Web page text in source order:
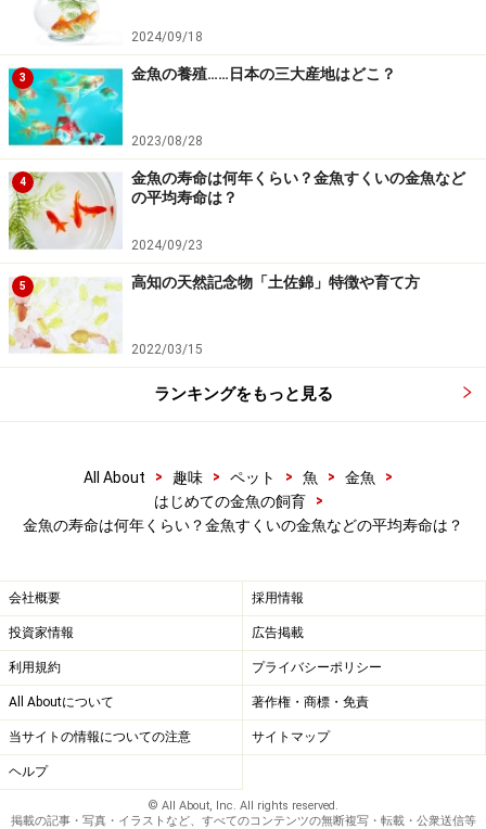
飼育にかかる手間も慣れれば苦にならない程度です。ど
うぞあなたの金魚、長生きさせてあげてくださいね。
【関連記事】
縁日の金魚の飼い方！お祭りの”金魚すくい”の魚を
長生きさせるには
金魚の元気がない・死にそう！弱っているときの治
療方法
金魚飼育に必要なもの・金魚の飼い方【準備編】
金魚の餌（エサ）の選び方やおすすめ商品
金魚の水槽の生臭いニオイの原因はなに？対策方法
※ペットは、種類や体格（体重、サイズ、成長）などにより個体
差があります。記事内容は全ての個体へ一様に当てはまるわけで
はありません。
【編集部おすすめの購入サイト】
Amazonで金魚用のペットグッズをチェック！
楽天市場でペット用品をチェック！
2024/09/18
3 金魚の養殖……日本の三大産地はどこ？
2023/08/28
4
金魚の寿命は何年くらい？金魚すくいの金魚など
の平均寿命は？
2024/09/23
5 高知の天然記念物「土佐錦」特徴や育て方
2022/03/15
ランキングをもっと見る
All About > 趣味 > ペット > 魚 > 金魚
>
はじめての金魚の飼育
>
金魚の寿命は何年くらい？金魚すくいの金魚などの平均寿命は？
会社概要 採用情報
投資家情報 広告掲載
利用規約 プライバシーポリシー
All Aboutについて 著作権・商標・免責
当サイトの情報についての注意 サイトマップ
ヘルプ
© All About, Inc. All rights reserved.
掲載の記事・写真・イラストなど、すべてのコンテンツの無断複写・転載・公衆送信等